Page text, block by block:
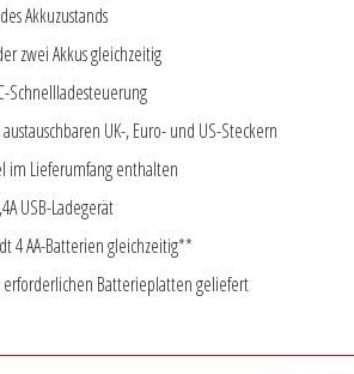
Akkuzustands
zwei Akkus gleichzeitig
Schnellladesteuerung
UK-, Euro- und US-Steckern
im Lieferumfang enthalten
USB-Ladegerät
4 AA-Batterien gleichzeitig**
Batterieplatten geliefert